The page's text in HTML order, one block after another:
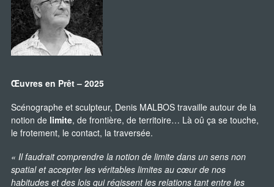
Œuvres en Prêt – 2025
Scénographe et sculpteur, Denis MALBOS travaille autour de la
notion de limite, de frontière, de territoire… Là oû ça se touche,
le frotement, le contact, la traversée.
« Il faudrait comprendre la notion de limite dans un sens non
spatial et accepter les véritables limites au cœur de nos
habitudes et des lois qui régissent les relations tant entre les